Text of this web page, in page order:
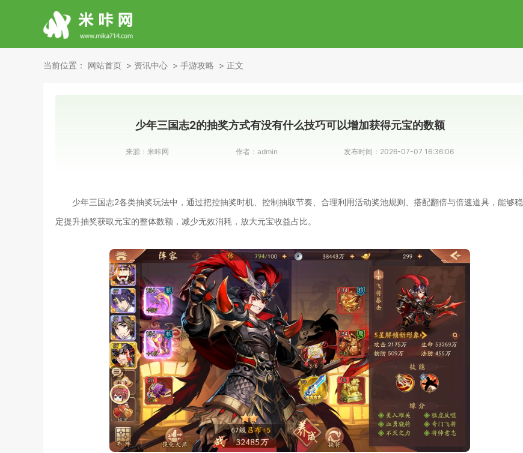
当前位置： 网站首页 资讯中心 手游攻略 正文
少年三国志2的抽奖方式有没有什么技巧可以增加获得元宝的数额
来源： 米咔网 作者： admin 发布时间： 2026-07-07 16:36:06
少年三国志2各类抽奖玩法中，通过把控抽奖时机、控制抽取节奏、合理利用活动奖池规则、搭配翻倍与倍速道具，能够稳
定提升抽奖获取元宝的整体数额，减少无效消耗，放大元宝收益占比。